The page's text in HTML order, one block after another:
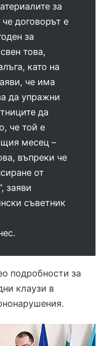
за
договорът е
за
това,
като на
че има
да упражни
да
че той е
месец –
въпреки че
от
заяви
съветник
подробности за
клаузи в